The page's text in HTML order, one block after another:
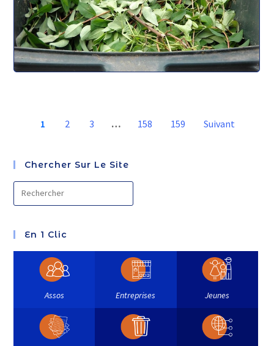
1 2 3 … 158 159 Suivant
Chercher Sur Le Site
En 1 Clic
Assos Entreprises Jeunes